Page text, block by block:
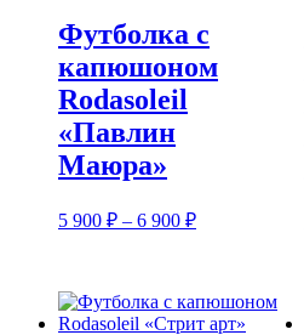
Футболка с
капюшоном
Rodasoleil
«Павлин
Маюра»
5 900 ₽ – 6 900 ₽Диапазон
–
6